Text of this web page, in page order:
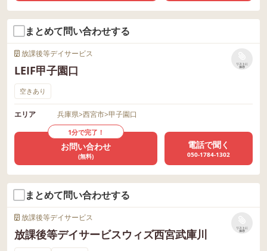
まとめて問い合わせする
放課後等デイサービス
LEIF甲子園口
リストに
保存
空きあり
エリア 兵庫県>西宮市>甲子園口
1分で完了！
お問い合わせ
(無料)
電話で聞く
050-1784-1302
まとめて問い合わせする
放課後等デイサービス
放課後等デイサービスウィズ西宮武庫川
リストに
保存